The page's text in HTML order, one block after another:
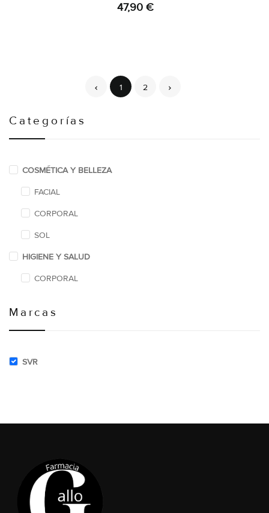
Categorías
COSMÉTICA Y BELLEZA
FACIAL
CORPORAL
SOL
HIGIENE Y SALUD
CORPORAL
Marcas
SVR
47,90 €
1 2